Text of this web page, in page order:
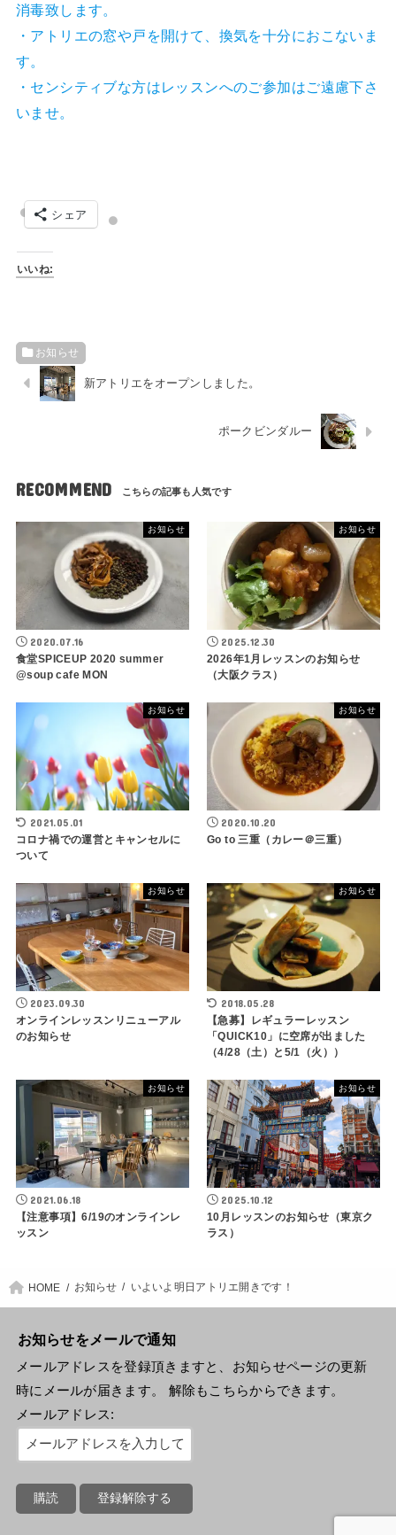
消毒致します。
・アトリエの窓や戸を開けて、換気を十分におこないま
す。
・センシティブな方はレッスンへのご参加はご遠慮下さ
いませ。
シェア
いいね:
お知らせ
新アトリエをオープンしました。
ポークビンダルー
RECOMMEND
お知らせ
2020.07.16
食堂SPICEUP 2020 summer
@soup cafe MON
お知らせ
2025.12.30
2026年1月レッスンのお知らせ
（大阪クラス）
お知らせ
2021.05.01
コロナ禍での運営とキャンセルに
ついて
お知らせ
2020.10.20
Go to 三重（カレー＠三重）
お知らせ
2023.09.30
オンラインレッスンリニューアル
のお知らせ
お知らせ
2018.05.28
【急募】レギュラーレッスン
「QUICK10」に空席が出ました
（4/28（土）と5/1（火））
お知らせ
2021.06.18
【注意事項】6/19のオンラインレ
ッスン
お知らせ
2025.10.12
10月レッスンのお知らせ（東京ク
ラス）
HOME お知らせ いよいよ明日アトリエ開きです！
お知らせをメールで通知
メールアドレスを登録頂きますと、お知らせページの更新
時にメールが届きます。 解除もこちらからできます。
メールアドレス: